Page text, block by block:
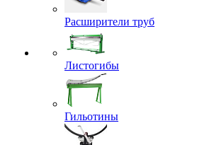
Расширители труб
Листогибы
Гильотины